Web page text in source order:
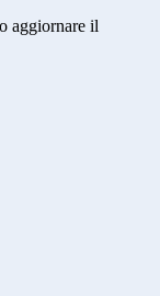
aggiornare il